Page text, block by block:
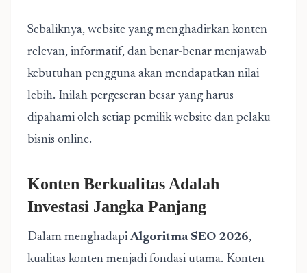
Sebaliknya, website yang menghadirkan konten
relevan, informatif, dan benar-benar menjawab
kebutuhan pengguna akan mendapatkan nilai
lebih. Inilah pergeseran besar yang harus
dipahami oleh setiap pemilik website dan pelaku
bisnis online.
Konten Berkualitas Adalah
Investasi Jangka Panjang
Dalam menghadapiAlgoritma SEO 2026,
kualitas konten menjadi fondasi utama. Konten